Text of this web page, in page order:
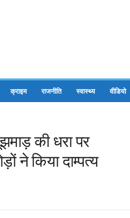
क्राइम राजनीति स्वास्थ्य वीडियो
की धरा पर
ने किया दाम्पत्य